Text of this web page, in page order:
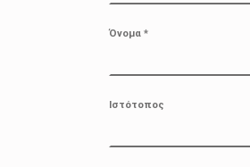
Όνομα *
Ιστότοπος